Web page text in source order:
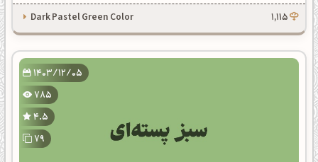
1,115
Dark Pastel Green Color
1403/12/05
785
4.5
79